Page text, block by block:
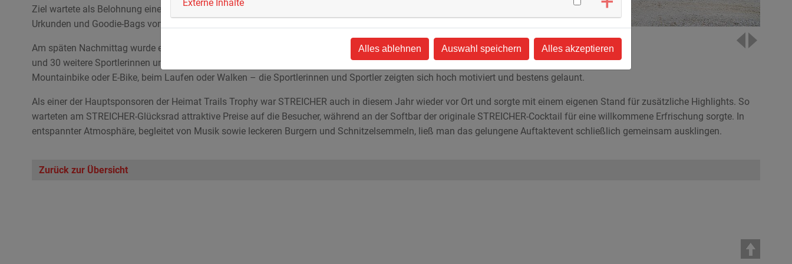
Ziel wartete als Belohnung eine Schatztruhe, die sich nur mit der richtigen Schatzbotschaft öffnen ließ – gefüllt mit
Urkunden und Goodie-Bags von STREICHER für die begeisterten Nachwuchs-Piraten.
Am späten Nachmittag wurde es dann noch einmal sportlich: Rund 50 STREICHER-Beschäftigte mit ihren Angehörigen
und 30 weitere Sportlerinnen und Sportler trafen sich am Ruselabsatz, um gemeinsam aktiv zu werden. Ob mit dem
Mountainbike oder E-Bike, beim Laufen oder Walken – die Sportlerinnen und Sportler zeigten sich hoch motiviert und bestens gelaunt.
Als einer der Hauptsponsoren der Heimat Trails Trophy war STREICHER auch in diesem Jahr wieder vor Ort und sorgte mit einem eigenen Stand für zusätzliche Highlights. So
warteten am STREICHER-Glücksrad attraktive Preise auf die Besucher, während an der Softbar der originale STREICHER-Cocktail für eine willkommene Erfrischung sorgte. In
entspannter Atmosphäre, begleitet von Musik sowie leckeren Burgern und Schnitzelsemmeln, ließ man das gelungene Auftaktevent schließlich gemeinsam ausklingen.
Zurück zur Übersicht
Externe Inhalte
Alles ablehnen Auswahl speichern Alles akzeptieren